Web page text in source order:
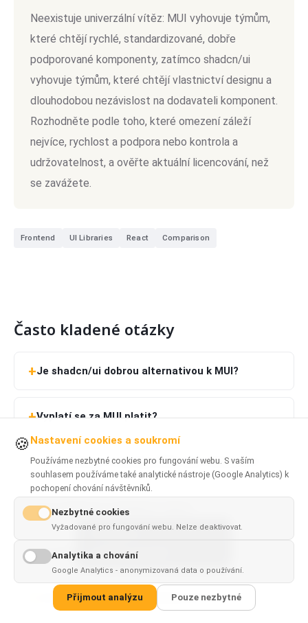
Neexistuje univerzální vítěz: MUI vyhovuje týmům,
které chtějí rychlé, standardizované, dobře
podporované komponenty, zatímco shadcn/ui
vyhovuje týmům, které chtějí vlastnictví designu a
dlouhodobou nezávislost na dodavateli komponent.
Rozhodněte podle toho, které omezení záleží
nejvíce, rychlost a podpora nebo kontrola a
udržovatelnost, a ověřte aktuální licencování, než
se zavážete.
Frontend UI Libraries React Comparison
Často kladené otázky
Je shadcn/ui dobrou alternativou k MUI?
Vyplatí se za MUI platit?
Co je lepší pro startupy, MUI nebo shadcn/ui?
Co je lepší pro podnikové týmy?
Co je lepší pro výkon a velikost balíčku?
Lze migrovat z MUI na shadcn/ui?
This page is
available in
🍪 Nastavení cookies a soukromí
Používáme nezbytné cookies pro fungování webu. S vaším
souhlasem používáme také analytické nástroje (Google Analytics) k
pochopení chování návštěvníků.
Nezbytné cookies
Vyžadované pro fungování webu. Nelze deaktivovat.
Analytika a chování
Google Analytics - anonymizovaná data o používání.
Přijmout analýzu Pouze nezbytné